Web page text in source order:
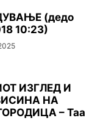
(дедо
10:23)
ИЗГЛЕД И
HA
– Таа